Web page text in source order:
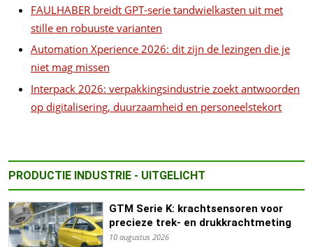
FAULHABER breidt GPT-serie tandwielkasten uit met
stille en robuuste varianten
Automation Xperience 2026: dit zijn de lezingen die je
niet mag missen
Interpack 2026: verpakkingsindustrie zoekt antwoorden
op digitalisering, duurzaamheid en personeelstekort
PRODUCTIE INDUSTRIE - UITGELICHT
GTM Serie K: krachtsensoren voor
precieze trek- en drukkrachtmeting
10 augustus 2026